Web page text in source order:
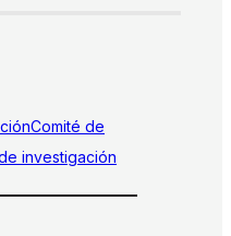
Comité de
investigación